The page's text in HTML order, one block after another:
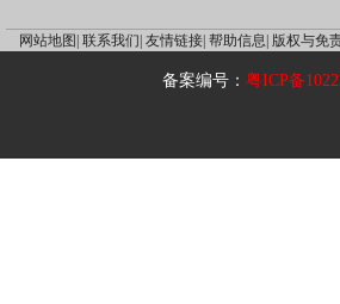
网站地图| 联系我们| 友情链接| 帮助信息| 版权与免
备案编号：粤ICP备